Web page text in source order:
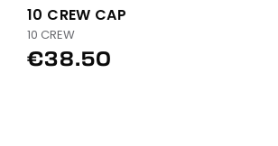
10 CREW CAP
10 CREW
€38.50